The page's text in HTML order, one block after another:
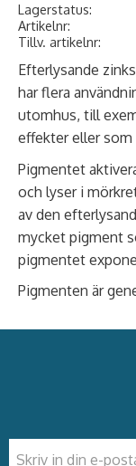
Lagerstatus
Artikelnr
Tillv. artikelnr
Efterlysande
har flera
utomhus, till
effekter eller
Pigmentet
och lyser i
av den
mycket pigment
pigmentet
Pigmenten är